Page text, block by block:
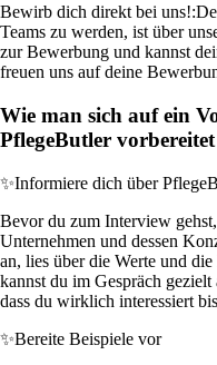
Bewirb dich direkt bei uns!:
Teams zu werden, ist über
zur Bewerbung und kannst
freuen uns auf deine
Wie man sich auf ein
PflegeButler vorbereitet
✨Informiere dich über
Bevor du zum Interview
Unternehmen und dessen
an, lies über die Werte und
kannst du im Gespräch
dass du wirklich interessiert
✨Bereite Beispiele vor